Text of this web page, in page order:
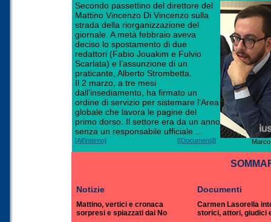
Secondo passettino del direttore del
Mattino Vincenzo Di Vincenzo sulla
strada della riorganizzazione del
giornale. A metà febbraio aveva
deciso lo spostamento di due
redattori (Fabio Jouakim e Fulvio
Scarlata) e l’assunzione di un
praticante, Alberto Strombetta.
Il 2 marzo, a tre mesi
dall’insediamento, ha firmato un
ordine di servizio per sistemare l’Area
globale che lavora le pagine del
primo dorso. Il settore era da un anno
senza un responsabile ufficiale ...
[All'interno] [[Documenti]]
Notizie Documenti
Mattino, vertici e cronaca
sorpresi e spiazzati dai No
Carmen Lasorella
storici, attori, giudici